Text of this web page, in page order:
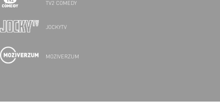
TV2 COMEDY
JOCKYTV
MOZIVERZUM